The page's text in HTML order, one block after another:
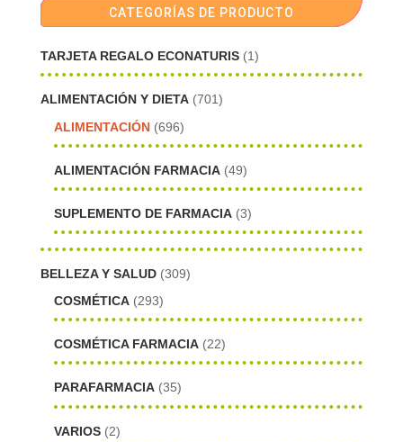
CATEGORÍAS DE PRODUCTO
TARJETA REGALO ECONATURIS (1)
ALIMENTACIÓN Y DIETA (701)
ALIMENTACIÓN (696)
ALIMENTACIÓN FARMACIA (49)
SUPLEMENTO DE FARMACIA (3)
BELLEZA Y SALUD (309)
COSMÉTICA (293)
COSMÉTICA FARMACIA (22)
PARAFARMACIA (35)
VARIOS (2)